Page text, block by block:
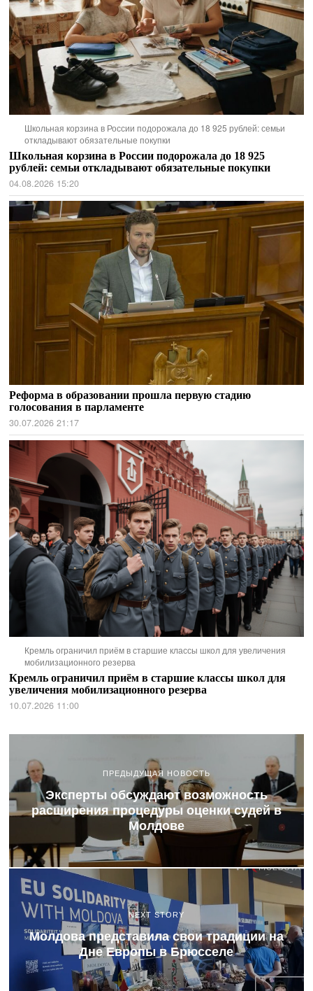
Школьная корзина в России подорожала до 18 925 рублей: семьи
откладывают обязательные покупки
Школьная корзина в России подорожала до 18 925
рублей: семьи откладывают обязательные покупки
04.08.2026 15:20
Реформа в образовании прошла первую стадию
голосования в парламенте
30.07.2026 21:17
Кремль ограничил приём в старшие классы школ для увеличения
мобилизационного резерва
Кремль ограничил приём в старшие классы школ для
увеличения мобилизационного резерва
10.07.2026 11:00
ПРЕДЫДУЩАЯ НОВОСТЬ
Эксперты обсуждают возможность
расширения процедуры оценки судей в
Молдове
NEXT STORY
Молдова представила свои традиции на
Дне Европы в Брюсселе